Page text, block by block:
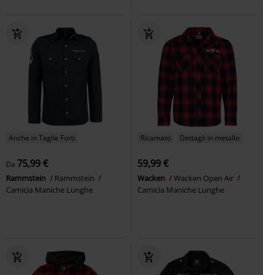
Anche in Taglie Forti
Da 75,99 €
Rammstein
Rammstein
Camicia Maniche Lunghe
Ricamato Dettagli in metallo
59,99 €
Wacken
Wacken Open Air
Camicia Maniche Lunghe